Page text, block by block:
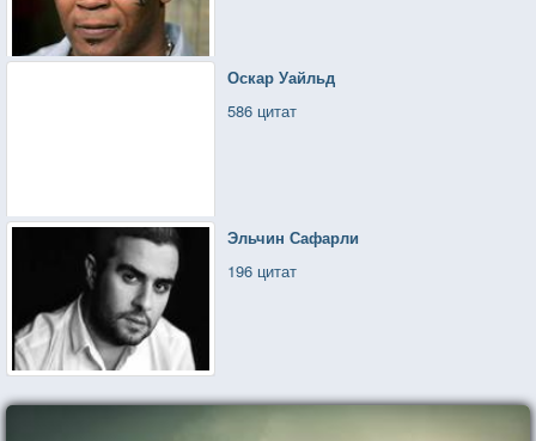
Оскар Уайльд
586 цитат
Эльчин Сафарли
196 цитат